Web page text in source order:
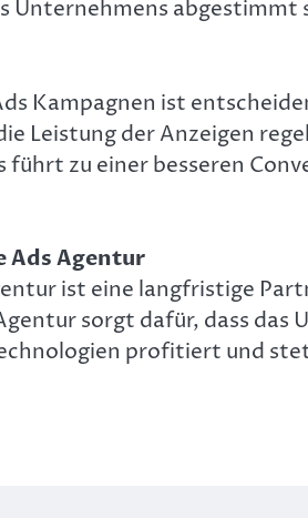
Unternehmens abgestimmt
Kampagnen ist
Leistung der Anzeigen
führt zu einer besseren
Ads Agentur
ist eine langfristige
sorgt dafür, dass das
profitiert und